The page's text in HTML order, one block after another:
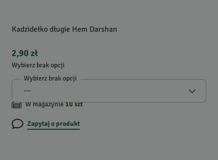
Kadzidełko długie Hem Darshan
2,90 zł
Wybierz brak opcji
Wybierz brak opcji
W magazynie10szt
Zapytaj o produkt